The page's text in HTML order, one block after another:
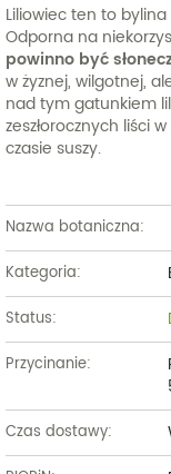
Liliowiec ten to
Odporna na
powinno być
w żyznej, wilgotnej,
nad tym gatunkiem
zeszłorocznych liści
czasie suszy.
Nazwa botaniczna:
Kategoria:
Status:
Przycinanie:
Czas dostawy: